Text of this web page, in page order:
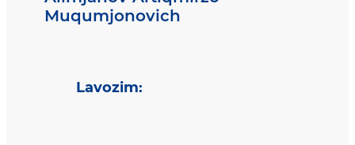
Muqumjonovich
Lavozim: